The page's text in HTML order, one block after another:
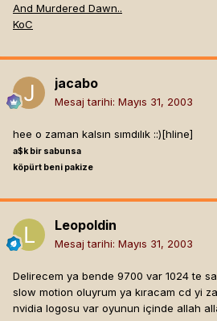
And Murdered Dawn..
KoC
jacabo
Mesaj tarihi: Mayıs 31, 2003
hee o zaman kalsın sımdılık ::)[hline]
a$k bir sabunsa
köpürt beni pakize
Leopoldin
Mesaj tarihi: Mayıs 31, 2003
Delirecem ya bende 9700 var 1024 te
slow motion oluyrum ya kıracam cd yi
nvidia logosu var oyunun içinde allah